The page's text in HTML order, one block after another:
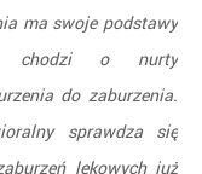
ma swoje podstawy
chodzi o nurty
do zaburzenia.
sprawdza się
lękowych już